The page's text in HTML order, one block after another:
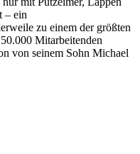
– ein
zu einem der größten
Mitarbeitenden
von seinem Sohn Michael